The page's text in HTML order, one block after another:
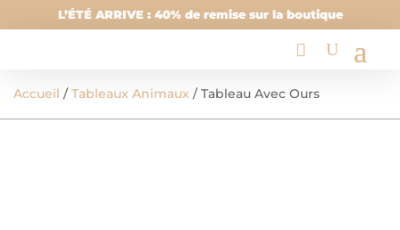
L’ÉTÉ ARRIVE : 40% de remise sur la boutique
Accueil /Tableaux Animaux / Tableau Avec Ours